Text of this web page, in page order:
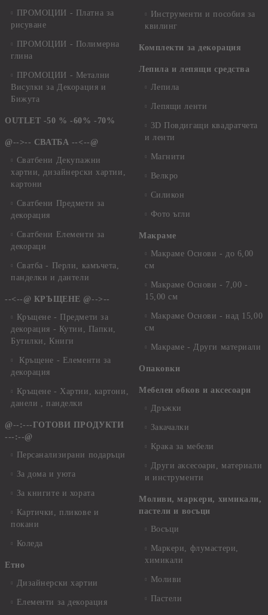
ПРОМОЦИИ - Платна за
рисуване
ПРОМОЦИИ - Полимерна
глина
ПРОМОЦИИ - Метални
Висулки за Декорация и
Бижута
OUTLET -50 % -60% -70%
@-->-- СВАТБА --<--@
Сватбени Декупажни
хартии, дизайнерски хартии,
картони
Сватбени Предмети за
декорация
Сватбени Елементи за
декораци
Сватба - Перли, камъчета,
панделки и дантели
--<--@ КРЪЩЕНЕ @-->--
Кръщене - Предмети за
декорация - Кутии, Папки,
Бутилки, Книги
Кръщене - Елементи за
декорация
Кръщене - Хартии, картони,
данели , панделки
@--:---ГОТОВИ ПРОДУКТИ
---:--@
Персанализирани подаръци
За дома и уюта
За книгите и хората
Картички, пликове и
покани
Коледа
Етно
Дизайнерски хартии
Елементи за декорация
Инструменти и пособия за
квилинг
Комплекти за декорация
Лепила и лепящи средства
Лепила
Лепящи ленти
3D Повдигащи квадратчета
и ленти
Магнити
Велкро
Силикон
Фото ъгли
Макраме
Макраме Основи - до 6,00
см
Макраме Основи - 7,00 -
15,00 см
Макраме Основи - над 15,00
см
Макраме - Други материали
Опаковки
Мебелен обков и аксесоари
Дръжки
Закачалки
Крака за мебели
Други аксесоари, материали
и инструменти
Моливи, маркери, химикали,
пастели и восъци
Восъци
Маркери, флумастери,
химикали
Моливи
Пастели